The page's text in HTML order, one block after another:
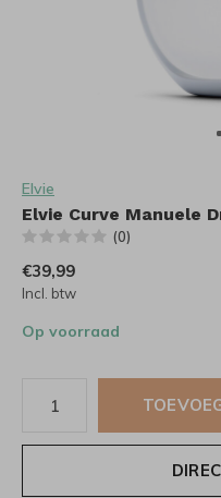
Elvie
Elvie Curve Manuele
(0)
€39,99
Incl. btw
Op voorraad